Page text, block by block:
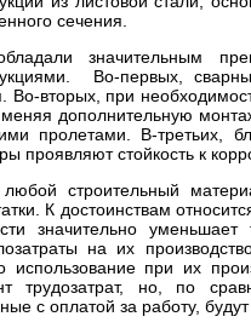
сечения.
значительным
Во-первых,
Во-вторых, при
дополнительную
пролетами. В-третьих,
проявляют стойкость к
строительный
К достоинствам
значительно
на их
использование при их
трудозатрат, но, по
с оплатой за работу,